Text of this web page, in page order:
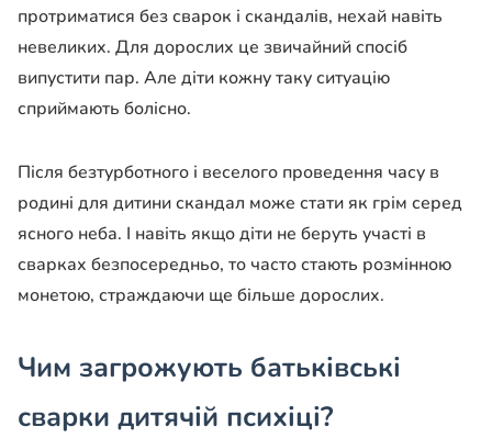
протриматися без сварок і скандалів, нехай навіть
невеликих. Для дорослих це звичайний спосіб
випустити пар. Але діти кожну таку ситуацію
сприймають болісно.
Після безтурботного і веселого проведення часу в
родині для дитини скандал може стати як грім серед
ясного неба. І навіть якщо діти не беруть участі в
сварках безпосередньо, то часто стають розмінною
монетою, страждаючи ще більше дорослих.
Чим загрожують батьківські
сварки дитячій психіці?